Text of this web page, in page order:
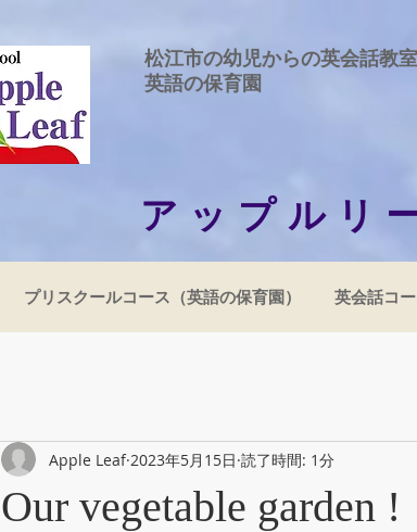
プリスクールコース（英語の保育園） 英会話コ
​松江市の幼児からの英会話教室
​英語の保育園
アップルリ
Our vegetable garden !
Apple Leaf 2023年5月15日 読了時間: 1分